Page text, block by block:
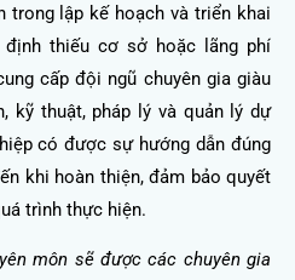
trong lập kế hoạch và triển khai
thiếu cơ sở hoặc lãng phí
cấp đội ngũ chuyên gia giàu
kỹ thuật, pháp lý và quản lý dự
có được sự hướng dẫn đúng
khi hoàn thiện, đảm bảo quyết
trình thực hiện.
môn sẽ được các chuyên gia